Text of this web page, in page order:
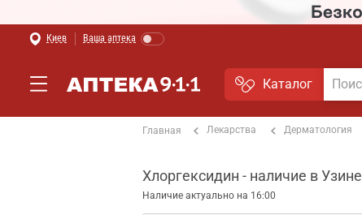
Киев Ваша аптека
Каталог
Главная Лекарства Дерматология
Хлоргексидин - наличие в Узине
Наличие актуально на 16:00